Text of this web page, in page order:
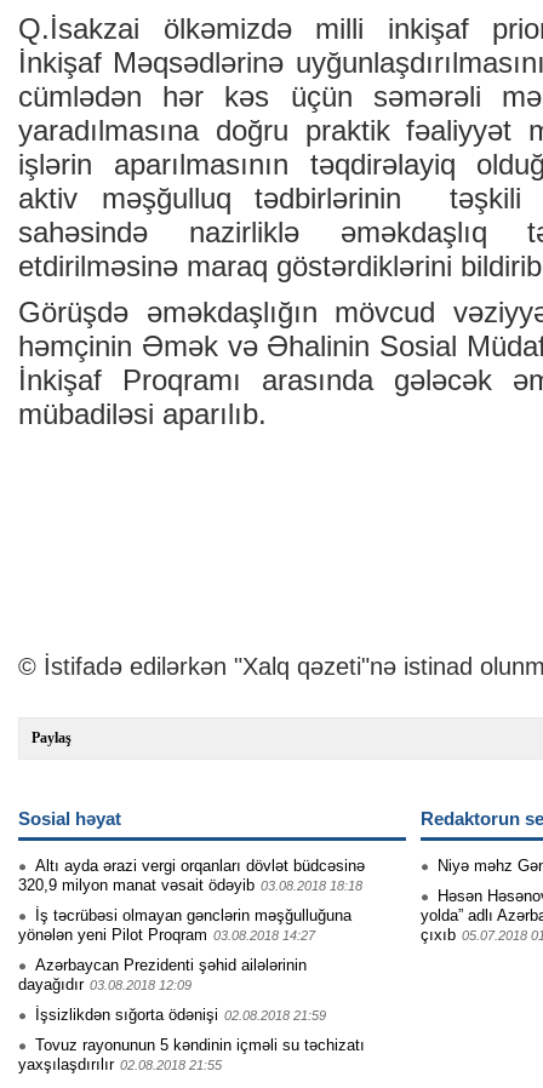
Q.İsakzai ölkəmizdə milli inkişaf
İnkişaf Məqsədlərinə
cümlədən hər kəs üçün səmərəli
yaradılmasına doğru praktik fəaliyyət
işlərin aparılmasının təqdirəlayiq
aktiv məşğulluq tədbirlərinin təşkili
sahəsində nazirliklə əməkdaşlıq
etdirilməsinə maraq göstərdiklərini
Görüşdə əməkdaşlığın mövcud
həmçinin Əmək və Əhalinin Sosial
İnkişaf Proqramı arasında gələcək
mübadiləsi aparılıb.
© İstifadə edilərkən "Xalq qəzeti"nə istinad
Paylaş
Sosial həyat
Altı ayda ərazi vergi orqanları dövlət büdcəsinə
320,9 milyon manat vəsait ödəyib 03.08.2018 18:18
İş təcrübəsi olmayan gənclərin məşğulluğuna
yönələn yeni Pilot Proqram 03.08.2018 14:27
Azərbaycan Prezidenti şəhid ailələrinin
dayağıdır 03.08.2018 12:09
İşsizlikdən sığorta ödənişi 02.08.2018 21:59
Tovuz rayonunun 5 kəndinin içməli su təchizatı
yaxşılaşdırılır 02.08.2018 21:55
Redaktorun
Niyə məhz
Həsən
yolda” adlı
çıxıb 05.07.2018